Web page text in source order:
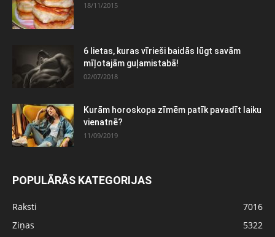
18/11/2015
6 lietas, kuras vīrieši baidās lūgt savām
mīļotajām guļamistabā!
02/07/2018
Kurām horoskopa zīmēm patīk pavadīt laiku
vienatnē?
11/09/2019
POPULĀRĀS KATEGORIJAS
Raksti
7016
Ziņas
5322